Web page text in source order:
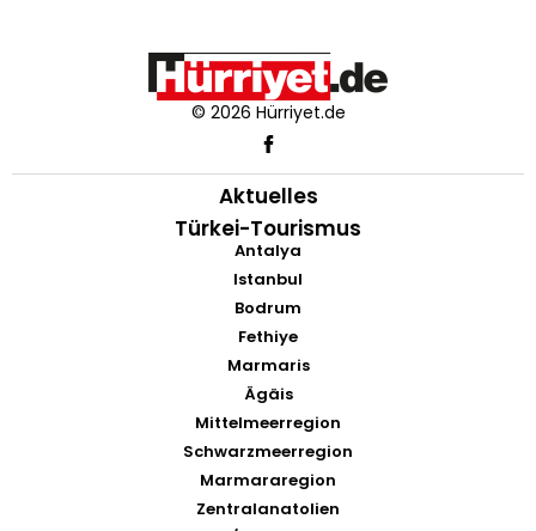
© 2026 Hürriyet.de
Aktuelles
Türkei-Tourismus
Antalya
Istanbul
Bodrum
Fethiye
Marmaris
Ägäis
Mittelmeerregion
Schwarzmeerregion
Marmararegion
Zentralanatolien